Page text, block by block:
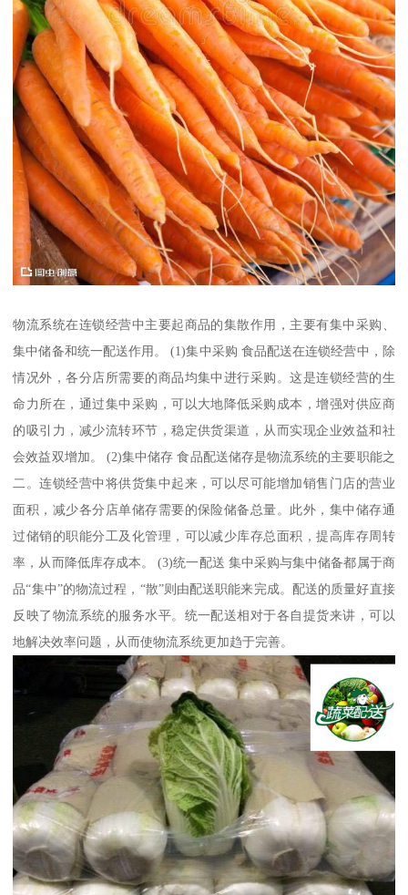
物流系统在连锁经营中主要起商品的集散作用，主要有集中采购、
集中储备和统一配送作用。 (1)集中采购 食品配送在连锁经营中，除
情况外，各分店所需要的商品均集中进行采购。这是连锁经营的生
命力所在，通过集中采购，可以大地降低采购成本，增强对供应商
的吸引力，减少流转环节，稳定供货渠道，从而实现企业效益和社
会效益双增加。 (2)集中储存 食品配送储存是物流系统的主要职能之
二。连锁经营中将供货集中起来，可以尽可能增加销售门店的营业
面积，减少各分店单储存需要的保险储备总量。此外，集中储存通
过储销的职能分工及化管理，可以减少库存总面积，提高库存周转
率，从而降低库存成本。 (3)统一配送 集中采购与集中储备都属于商
品“集中”的物流过程，“散”则由配送职能来完成。配送的质量好直接
反映了物流系统的服务水平。统一配送相对于各自提货来讲，可以
地解决效率问题，从而使物流系统更加趋于完善。